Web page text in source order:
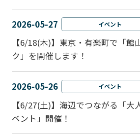
2026-05-27 イベント
【6/18(木)】東京・有楽町で「館
ク」を開催します！
2026-05-26 イベント
【6/27(土)】海辺でつながる「大
ベント」開催！